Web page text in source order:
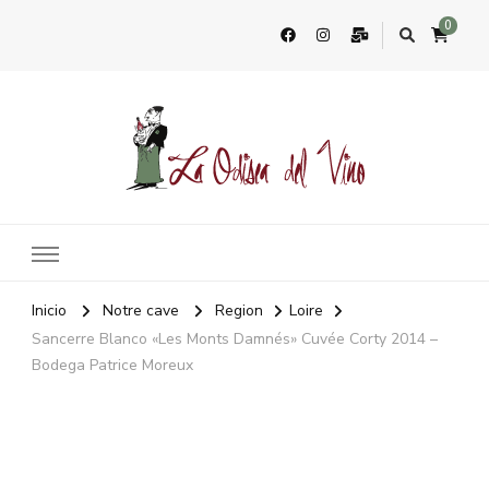
0
Inicio Notre cave Region
Loire
Sancerre Blanco «Les Monts Damnés» Cuvée Corty 2014 –
Bodega Patrice Moreux